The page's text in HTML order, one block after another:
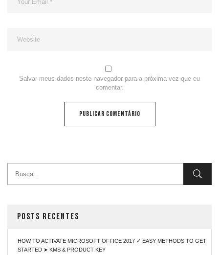
POSTS RECENTES
HOW TO ACTIVATE MICROSOFT OFFICE 2017 ✓ EASY METHODS TO GET
STARTED ➤ KMS & PRODUCT KEY
Salvar meus dados neste navegador para a próxima vez que eu
comentar.